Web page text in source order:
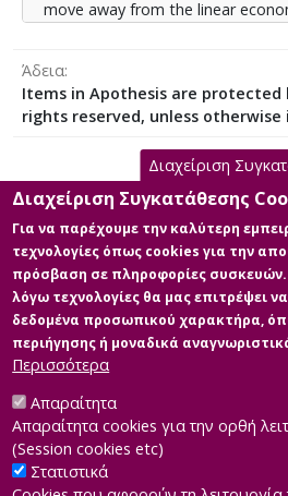
move away from the linear
emphasizes reuse, repair,
maximizing the value of products
phases of their life cycle, the
function as a tool to save
introduction of biogas in the
Greece, both at socio-economic
operate in a trajectory of
Άδεια
Items in Apothesis are
rights reserved, unless otherwise
Κύρια Αρχεία Διατριβής
Το Βιοαέριο στην
Οικονομία
Περιγραφή:
ΣΩΤΗΡΙΑ.pdf (pdf)
Πληροφορίες: Κύριο
Διαχείριση
Διαχείριση Συγκατάθεσης
Για να παρέχουμε την καλύτερη
τεχνολογίες όπως cookies για την
πρόσβαση σε πληροφορίες συσκευών.
λόγω τεχνολογίες θα μας επιτρέψει
δεδομένα προσωπικού χαρακτήρα,
περιήγησης ή μοναδικά
Περισσότερα
Απαραίτητα
Απαραίτητα cookies για την ορθή
(Session cookies etc)
Στατιστικά